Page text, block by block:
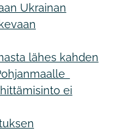
Ukrainan
lähes kahden
ei